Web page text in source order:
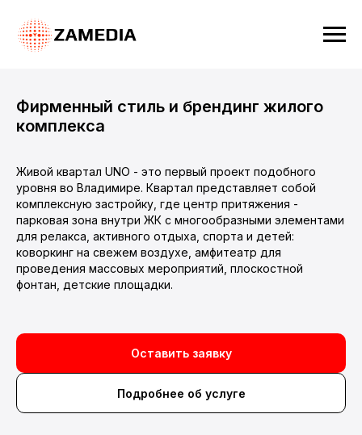
Фирменный стиль и брендинг жилого
комплекса
Живой квартал UNO - это первый проект подобного
уровня во Владимире. Квартал представляет собой
комплексную застройку, где центр притяжения -
парковая зона внутри ЖК с многообразными элементами
для релакса, активного отдыха, спорта и детей:
коворкинг на свежем воздухе, амфитеатр для
проведения массовых мероприятий, плоскостной
фонтан, детские площадки.
Оставить заявку
Подробнее об услуге